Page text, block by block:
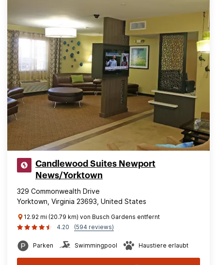
Candlewood Suites Newport
News/Yorktown
329 Commonwealth Drive
Yorktown, Virginia 23693, United States
12.92 mi (20.79 km) von Busch Gardens entfernt
4.20
(594 reviews)
Parken Swimmingpool Haustiere erlaubt